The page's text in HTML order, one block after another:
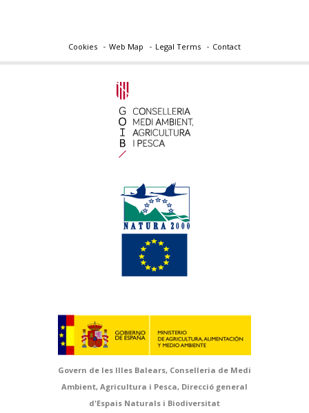
Cookies Web Map Legal Terms Contact
Govern de les Illes Balears, Conselleria de Medi
Ambient, Agricultura i Pesca, Direcció general
d'Espais Naturals i Biodiversitat